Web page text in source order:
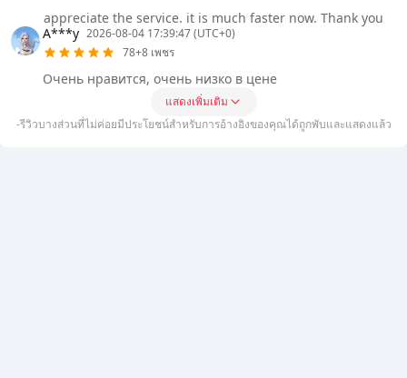
appreciate the service. it is much faster now. Thank you
A***y 2026-08-04 17:39:47 (UTC+0)
78+8 เพชร
Очень нравится, очень низко в цене
แสดงเพิ่มเติม
-รีวิวบางส่วนที่ไม่ค่อยมีประโยชน์สำหรับการอ้างอิงของคุณได้ถูกพับและแสดงแล้ว